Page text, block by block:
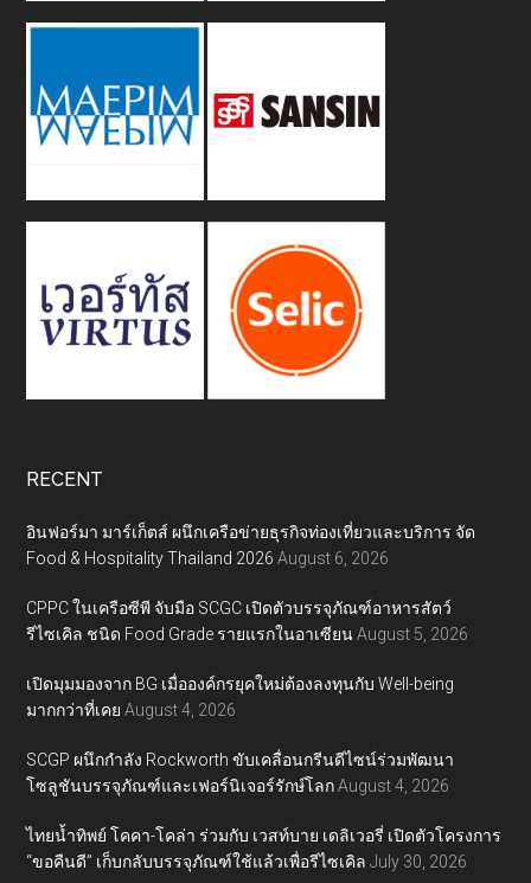
RECENT
อินฟอร์มา มาร์เก็ตส์ ผนึกเครือข่ายธุรกิจท่องเที่ยวและบริการ จัด
Food & Hospitality Thailand 2026 August 6, 2026
CPPC ในเครือซีพี จับมือ SCGC เปิดตัวบรรจุภัณฑ์อาหารสัตว์
รีไซเคิล ชนิด Food Grade รายแรกในอาเซียน August 5, 2026
เปิดมุมมองจาก BG เมื่อองค์กรยุคใหม่ต้องลงทุนกับ Well-being
มากกว่าที่เคย August 4, 2026
SCGP ผนึกกำลัง Rockworth ขับเคลื่อนกรีนดีไซน์ร่วมพัฒนา
โซลูชันบรรจุภัณฑ์และเฟอร์นิเจอร์รักษ์โลก August 4, 2026
ไทยน้ำทิพย์ โคคา-โคล่า ร่วมกับ เวสท์บาย เดลิเวอรี่ เปิดตัวโครงการ
“ขอคืนดี” เก็บกลับบรรจุภัณฑ์ใช้แล้วเพื่อรีไซเคิล July 30, 2026